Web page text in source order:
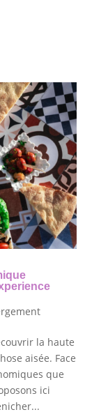
la haute
aisée. Face
que
ici